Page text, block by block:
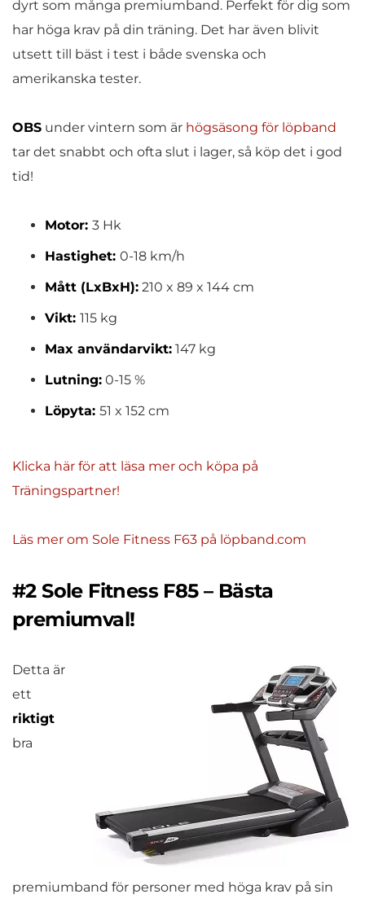
dyrt som många premiumband. Perfekt för dig som
har höga krav på din träning. Det har även blivit
utsett till bäst i test i både svenska och
amerikanska tester.
OBS under vintern som är högsäsong för löpband
tar det snabbt och ofta slut i lager, så köp det i god
tid!
Motor: 3 Hk
Hastighet: 0-18 km/h
Mått (LxBxH): 210 x 89 x 144 cm
Vikt: 115 kg
Max användarvikt: 147 kg
Lutning: 0-15 %
Löpyta: 51 x 152 cm
Klicka här för att läsa mer och köpa på
Träningspartner!
Läs mer om Sole Fitness F63 på löpband.com
#2 Sole Fitness F85 – Bästa
premiumval!
Detta är
ett
riktigt
bra
premiumband för personer med höga krav på sin